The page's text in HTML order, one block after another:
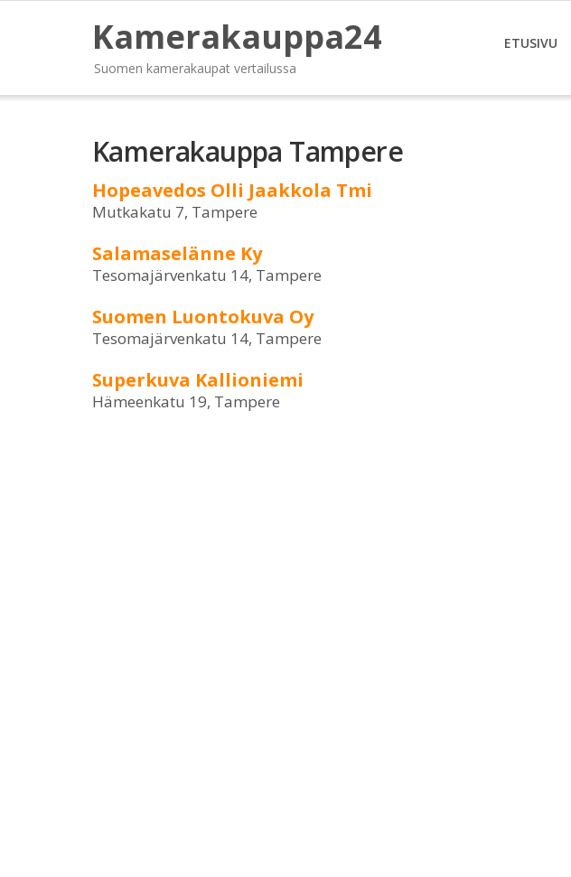
Kamerakauppa24
Suomen kamerakaupat vertailussa
ETUSIVU
Kamerakauppa Tampere
Hopeavedos Olli Jaakkola Tmi
Mutkakatu 7, Tampere
Salamaselänne Ky
Tesomajärvenkatu 14, Tampere
Suomen Luontokuva Oy
Tesomajärvenkatu 14, Tampere
Superkuva Kallioniemi
Hämeenkatu 19, Tampere